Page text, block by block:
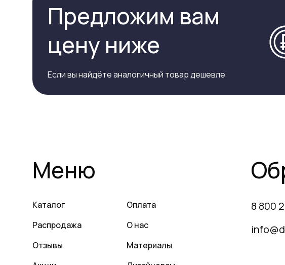
Предложим вам
цену ниже
Если вы найдёте аналогичный товар дешевле
Меню
Каталог
Распродажа
Отзывы
Оплата
О нас
Материалы
8 800